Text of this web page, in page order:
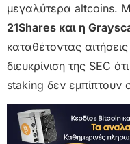
μεγαλύτερα altcoins.
21Shares και η
καταθέτοντας αιτήσεις
διευκρίνιση της SEC
staking δεν εμπίπτουν